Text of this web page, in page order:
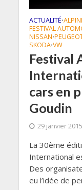
ACTUALITÉ•
FESTIVAL
NISSAN•
SKODA•VW
Festival
cars en
Goudin
29 janvier 2015
La 30ème
International
Des
eu l’idée de